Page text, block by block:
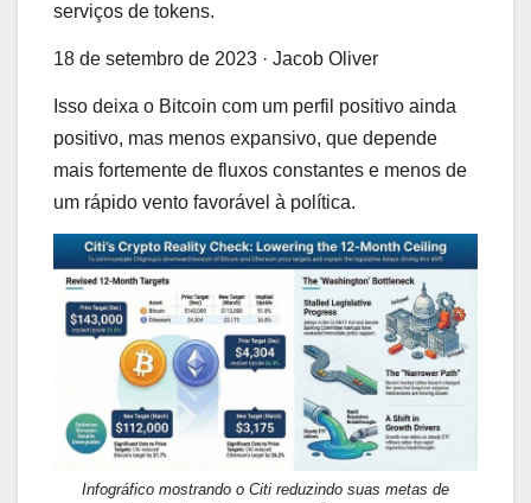
serviços de tokens.
18 de setembro de 2023 · Jacob Oliver
Isso deixa o Bitcoin com um perfil positivo ainda
positivo, mas menos expansivo, que depende
mais fortemente de fluxos constantes e menos de
um rápido vento favorável à política.
Infográfico mostrando o Citi reduzindo suas metas de